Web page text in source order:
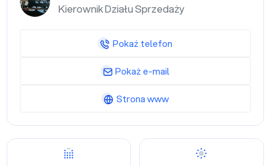
Kierownik Działu Sprzedaży
Pokaż telefon
Pokaż e-mail
Strona www